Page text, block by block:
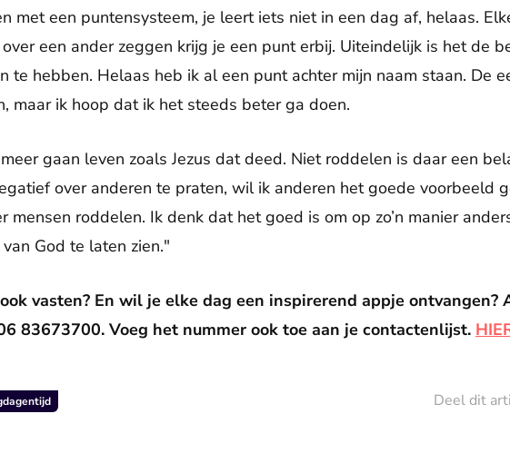
met een puntensysteem, je leert iets niet in een dag af, helaas.
een ander zeggen krijg je een punt erbij. Uiteindelijk is het de
te hebben. Helaas heb ik al een punt achter mijn naam staan. De
maar ik hoop dat ik het steeds beter ga doen.
gaan leven zoals Jezus dat deed. Niet roddelen is daar een
over anderen te praten, wil ik anderen het goede voorbeeld
mensen roddelen. Ik denk dat het goed is om op zo’n manier
God te laten zien."
vasten? En wil je elke dag een inspirerend appje ontvangen?
83673700. Voeg het nummer ook toe aan je contactenlijst.
Deel dit